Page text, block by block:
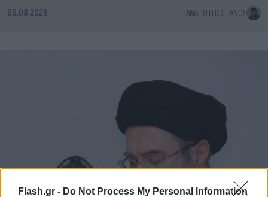
Flash.gr - Do Not Process My Personal Information
09.08.2026 ΠΑΝΑΓΙΏΤΗΣ ΣΠΑΝΌΣ